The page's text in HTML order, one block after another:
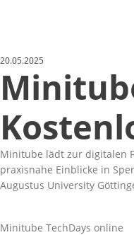
20.05.2025
Minitube lädt zur digitalen
praxisnahe Einblicke in
Augustus University
Minitube TechDays online